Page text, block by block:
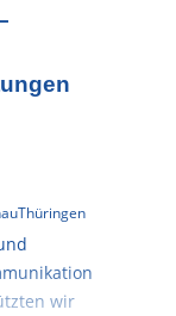
Thüringen
wir